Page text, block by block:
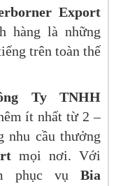
Export
hàng là những
trên toàn thế
Ty TNHH
ít nhất từ 2 –
nhu cầu thưởng
mọi nơi. Với
phục vụ Bia